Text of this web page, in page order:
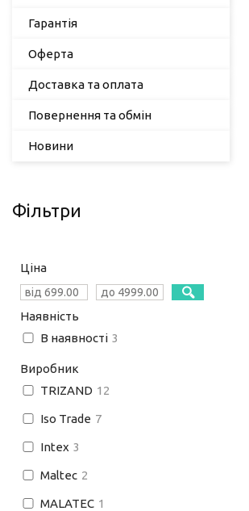
Гарантія
Оферта
Доставка та оплата
Повернення та обмін
Новини
Фільтри
Ціна
Наявність
В наявності 3
Виробник
TRIZAND 12
Iso Trade 7
Intex 3
Maltec 2
MALATEC 1